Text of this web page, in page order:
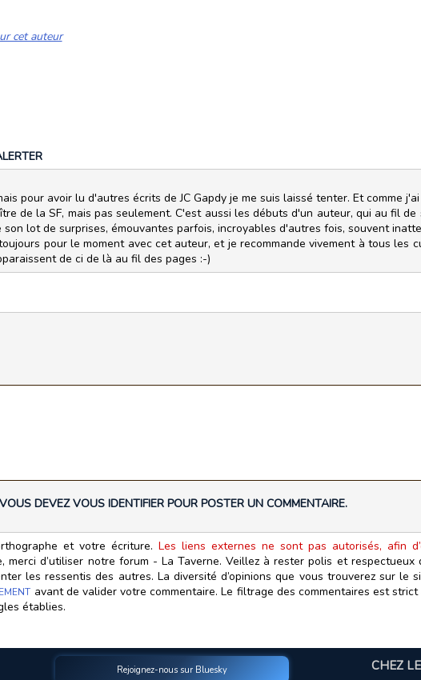
cet auteur
pour avoir lu d'autres écrits de JC Gapdy je me suis laissé tenter. Et comme
de la SF, mais pas seulement. C'est aussi les débuts d'un auteur, qui au fil
lot de surprises, émouvantes parfois, incroyables d'autres fois, souvent
pour le moment avec cet auteur, et je recommande vivement à tous les
de ci de là au fil des pages :-)
VOUS DEVEZ VOUS IDENTIFIER POUR POSTER UN COMMENTAIRE.
et votre écriture.Les liens externes ne sont pas autorisés, afin
merci d’utiliser notre forum - La Taverne. Veillez à rester polis et
les ressentis des autres. La diversité d’opinions que vous trouverez sur le
avant de valider votre commentaire. Le filtrage des commentaires est
établies.
Rejoignez-nous sur Bluesky CHEZ